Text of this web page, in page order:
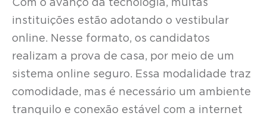
Com o avanço da tecnologia, muitas
instituições estão adotando o vestibular
online. Nesse formato, os candidatos
realizam a prova de casa, por meio de um
sistema online seguro. Essa modalidade traz
comodidade, mas é necessário um ambiente
tranquilo e conexão estável com a internet